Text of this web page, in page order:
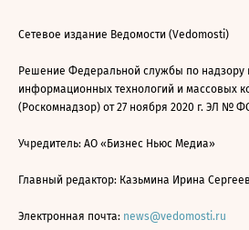
Сетевое издание Ведомости (Vedomosti)
Решение Федеральной службы по надзору
информационных технологий и массовых
(Роскомнадзор) от 27 ноября 2020 г. ЭЛ № ФС
Учредитель: АО «Бизнес Ньюс Медиа»
Главный редактор: Казьмина Ирина
Электронная почта: news@vedomosti.ru